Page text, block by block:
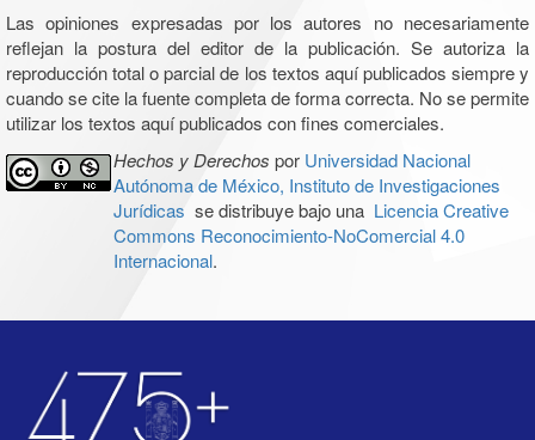
Las opiniones expresadas por los autores no necesariamente
reflejan la postura del editor de la publicación. Se autoriza la
reproducción total o parcial de los textos aquí publicados siempre y
cuando se cite la fuente completa de forma correcta. No se permite
utilizar los textos aquí publicados con fines comerciales.
Hechos y Derechos por Universidad Nacional
Autónoma de México, Instituto de Investigaciones
Jurídicas se distribuye bajo una Licencia Creative
Commons Reconocimiento-NoComercial 4.0
Internacional.